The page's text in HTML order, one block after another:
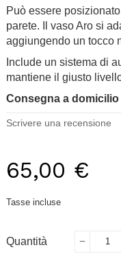
Può essere
parete. Il vaso Aro si
aggiungendo un tocco
Include un sistema di
mantiene il giusto
Consegna a domicilio
Scrivere una recensione
65,00 €
Tasse incluse
Quantità